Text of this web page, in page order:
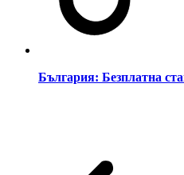
България: Безплатна